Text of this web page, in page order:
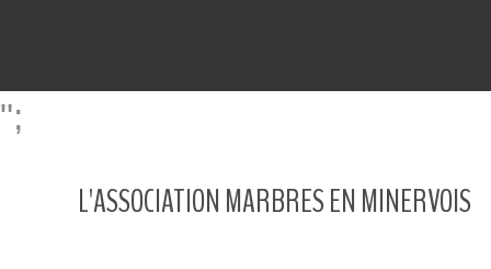
";
L'ASSOCIATION MARBRES EN MINERVOIS